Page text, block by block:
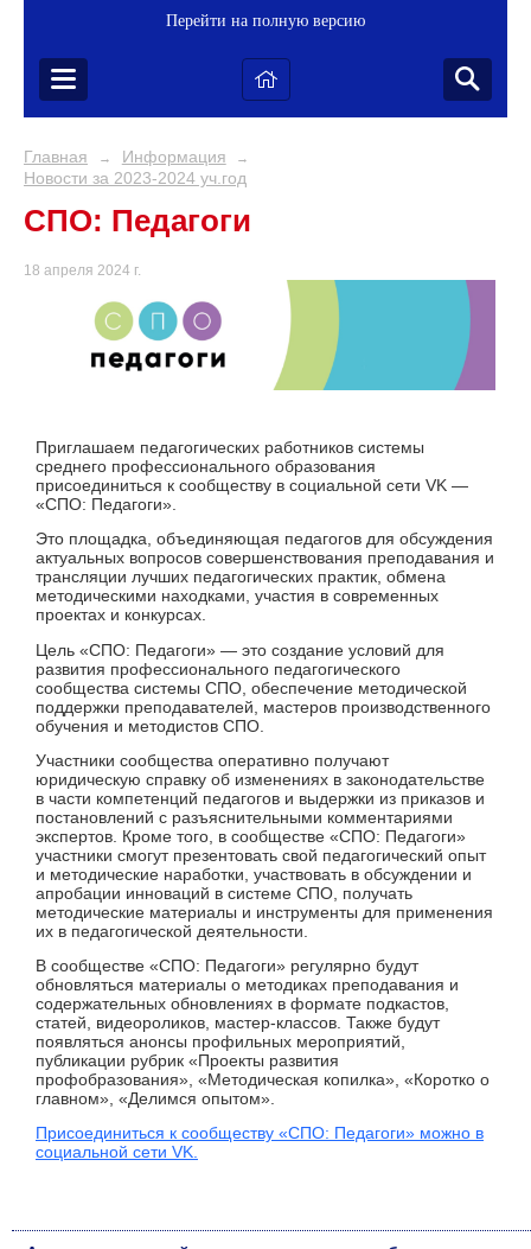
Перейти на полную версию
Главная → Информация →
Новости за 2023-2024 уч.год
СПО: Педагоги
18 апреля 2024 г.
Приглашаем педагогических работников системы
среднего профессионального образования
присоединиться к сообществу в социальной сети VK —
«СПО: Педагоги».
Это площадка, объединяющая педагогов для обсуждения
актуальных вопросов совершенствования преподавания и
трансляции лучших педагогических практик, обмена
методическими находками, участия в современных
проектах и конкурсах.
Цель «СПО: Педагоги» — это создание условий для
развития профессионального педагогического
сообщества системы СПО, обеспечение методической
поддержки преподавателей, мастеров производственного
обучения и методистов СПО.
Участники сообщества оперативно получают
юридическую справку об изменениях в законодательстве
в части компетенций педагогов и выдержки из приказов и
постановлений с разъяснительными комментариями
экспертов. Кроме того, в сообществе «СПО: Педагоги»
участники смогут презентовать свой педагогический опыт
и методические наработки, участвовать в обсуждении и
апробации инноваций в системе СПО, получать
методические материалы и инструменты для применения
их в педагогической деятельности.
В сообществе «СПО: Педагоги» регулярно будут
обновляться материалы о методиках преподавания и
содержательных обновлениях в формате подкастов,
статей, видеороликов, мастер-классов. Также будут
появляться анонсы профильных мероприятий,
публикации рубрик «Проекты развития
профобразования», «Методическая копилка», «Коротко о
главном», «Делимся опытом».
Присоединиться к сообществу «СПО: Педагоги» можно в
социальной сети VK.